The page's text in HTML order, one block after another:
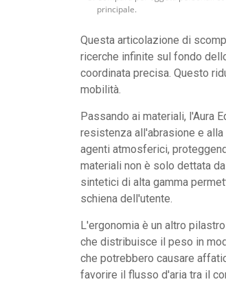
principale.
Questa articolazione di
ricerche infinite sul fondo
coordinata precisa. Questo
mobilità.
Passando ai materiali, l'Aura
resistenza all'abrasione e
agenti atmosferici,
materiali non è solo dettata
sintetici di alta gamma
schiena dell'utente.
L'ergonomia è un altro
che distribuisce il peso in
che potrebbero causare
favorire il flusso d'aria tra il